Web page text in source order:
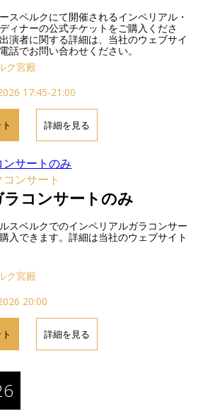
スペルクにて開催されるインペリアル・
ィナーの公式チケットをご購入くださ
演者に関する詳細は、当社のウェブサイ
話でお問い合わせください。
ク宮殿
17:45-21:00
詳細を見る
ンサート
コンサートのみ
スベルクでのインペリアルガラコンサー
入できます。詳細は当社のウェブサイト
ク宮殿
20:00
詳細を見る